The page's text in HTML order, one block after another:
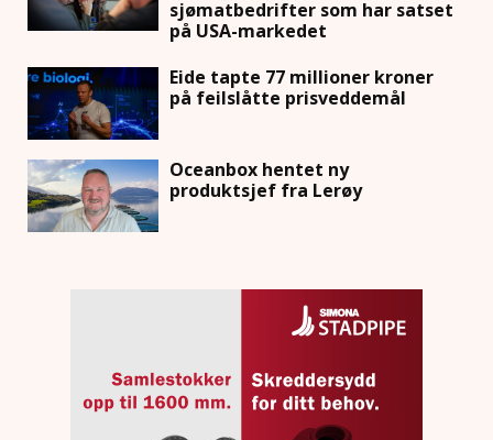
sjømatbedrifter som har satset
på USA-markedet
Eide tapte 77 millioner kroner
på feilslåtte prisveddemål
Oceanbox hentet ny
produktsjef fra Lerøy